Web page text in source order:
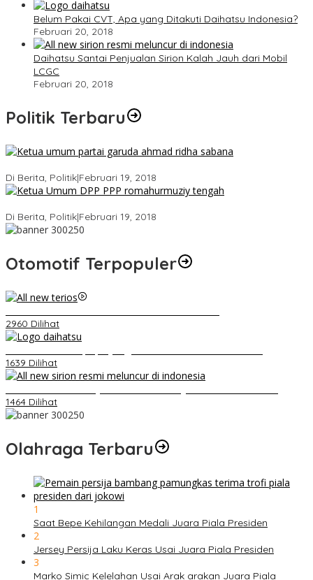
Belum Pakai CVT, Apa yang Ditakuti Daihatsu Indonesia?
Februari 20, 2018
Daihatsu Santai Penjualan Sirion Kalah Jauh dari Mobil
LCGC
Februari 20, 2018
Politik Terbaru
Di Berita, Politik|Februari 19, 2018
Di Berita, Politik|Februari 19, 2018
Otomotif Terpopuler
2960 Dilihat
1639 Dilihat
1464 Dilihat
Olahraga Terbaru
1
Saat Bepe Kehilangan Medali Juara Piala Presiden
2
Jersey Persija Laku Keras Usai Juara Piala Presiden
3
Marko Simic Kelelahan Usai Arak arakan Juara Piala